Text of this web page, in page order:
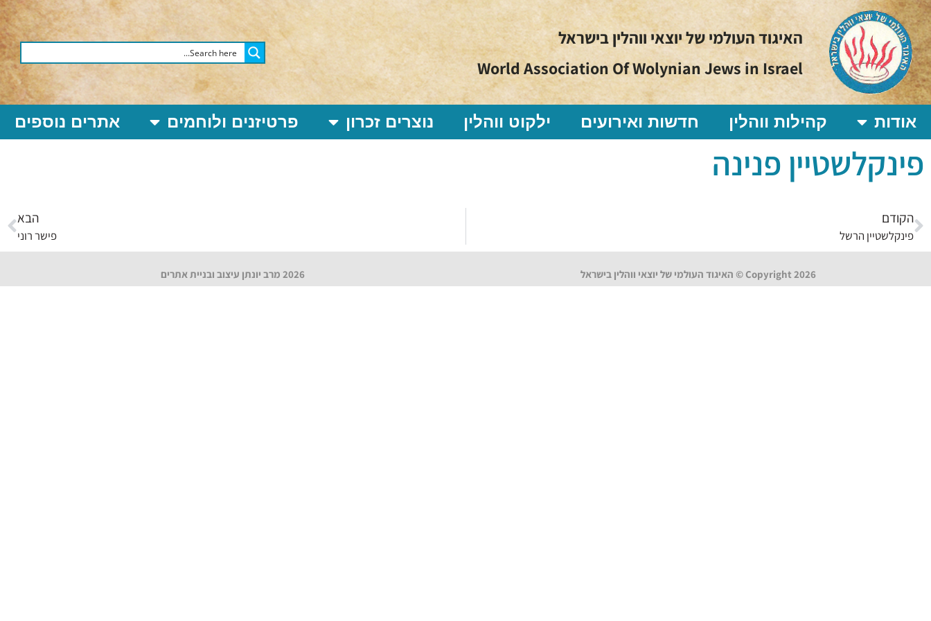
האיגוד העולמי של יוצאי ווהלין בישראל
World Association Of Wolynian Jews in Israel
אודות קהילות ווהלין חדשות ואירועים ילקוט ווהלין נוצרים זכרון פרטיזנים ולוחמים אתרים נוספים
פינקלשטיין פנינה
הקודם
פינקלשטיין הרשל
הבא
פישר רוני
Copyright 2026 © האיגוד העולמי של יוצאי ווהלין בישראל 2026 מרב יונתן עיצוב ובניית אתרים